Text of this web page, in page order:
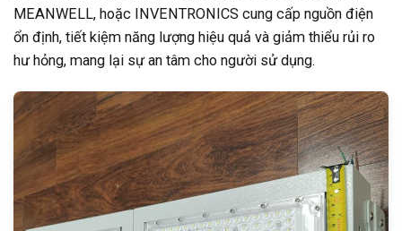
MEANWELL, hoặc INVENTRONICS cung cấp nguồn điện
ổn định, tiết kiệm năng lượng hiệu quả và giảm thiểu rủi ro
hư hỏng, mang lại sự an tâm cho người sử dụng.